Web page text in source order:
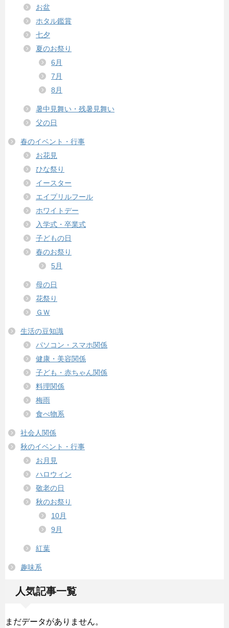
お盆
ホタル鑑賞
七夕
夏のお祭り
6月
7月
8月
暑中見舞い・残暑見舞い
父の日
春のイベント・行事
お花見
ひな祭り
イースター
エイプリルフール
ホワイトデー
入学式・卒業式
子どもの日
春のお祭り
5月
母の日
花祭り
ＧＷ
生活の豆知識
パソコン・スマホ関係
健康・美容関係
子ども・赤ちゃん関係
料理関係
梅雨
食べ物系
社会人関係
秋のイベント・行事
お月見
ハロウィン
敬老の日
秋のお祭り
10月
9月
紅葉
趣味系
人気記事一覧
まだデータがありません。